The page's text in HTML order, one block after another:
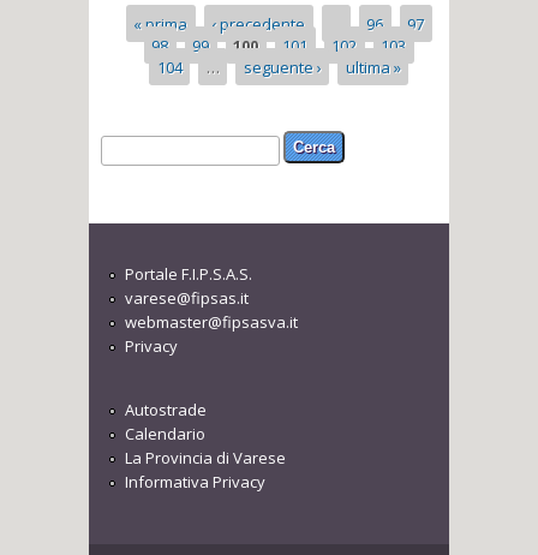
Pagine
« prima ‹ precedente 96
97
98
99 100 101 102
103
104
… seguente › ultima »
Form di ricerca
Cerca
Portale F.I.P.S.A.S.
varese@fipsas.it
webmaster@fipsasva.it
Privacy
Autostrade
Calendario
La Provincia di Varese
Informativa Privacy